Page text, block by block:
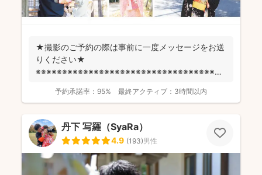
★撮影のご予約の際は事前に一度メッセージをお送
りください★
※※※※※※※※※※※※※※※※※※※※※※※※※※※※※※※※※※※※
予約承諾率： 95% 最終アクティブ： 3時間以内
丹下 写羅（SyaRa）
4.9 (193)男性